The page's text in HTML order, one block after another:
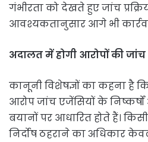
गंभीरता को देखते हुए जांच
आवश्यकतानुसार आगे भी
अदालत में होगी आरोपों की जांच
कानूनी विशेषज्ञों का कहना है
आरोप जांच एजेंसियों के
बयानों पर आधारित होते हैं।
निर्दोष ठहराने का अधिकार